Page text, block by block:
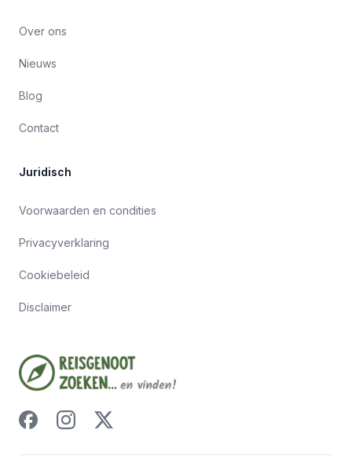
Over ons
Nieuws
Blog
Contact
Juridisch
Voorwaarden en condities
Privacyverklaring
Cookiebeleid
Disclaimer